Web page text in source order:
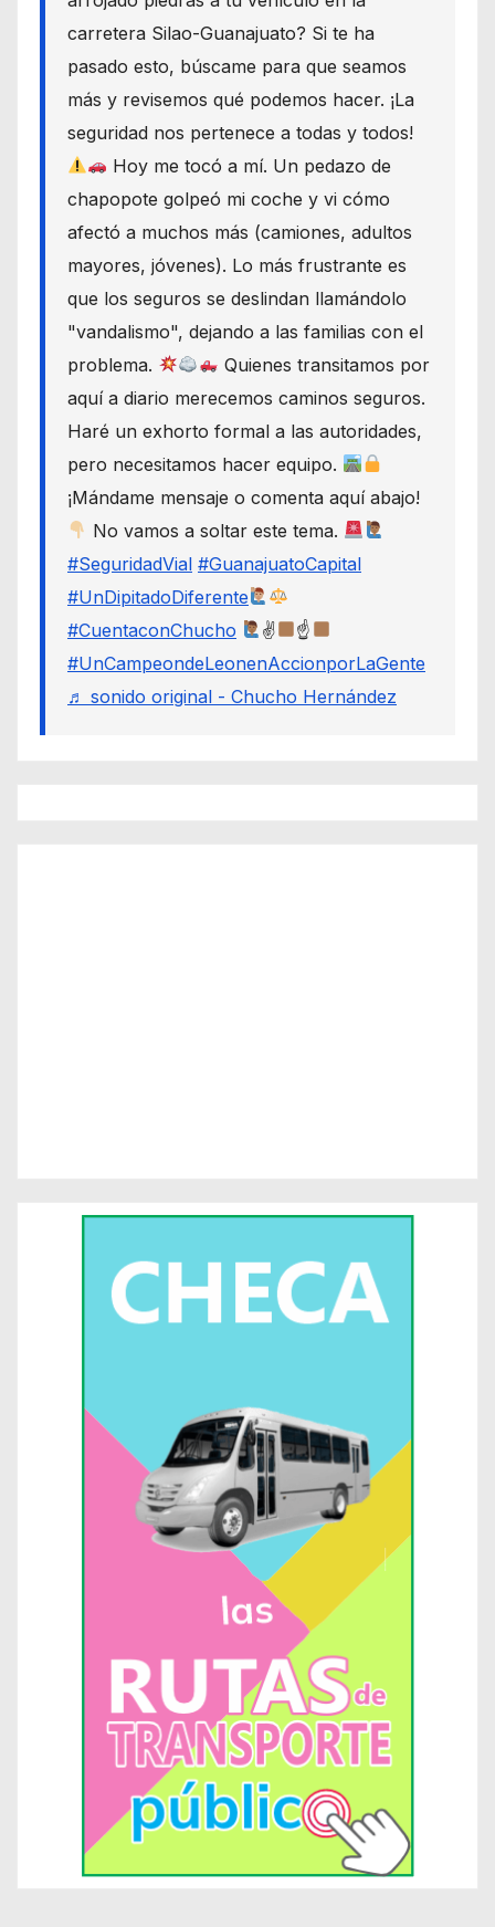
carretera Silao-Guanajuato? Si te ha
pasado esto, búscame para que seamos
más y revisemos qué podemos hacer. ¡La
seguridad nos pertenece a todas y todos!
Hoy me tocó a mí. Un pedazo de
chapopote golpeó mi coche y vi cómo
afectó a muchos más (camiones, adultos
mayores, jóvenes). Lo más frustrante es
que los seguros se deslindan llamándolo
"vandalismo", dejando a las familias con el
problema.
Quienes transitamos por
aquí a diario merecemos caminos seguros.
Haré un exhorto formal a las autoridades,
pero necesitamos hacer equipo.
¡Mándame mensaje o comenta aquí abajo!
No vamos a soltar este tema.
#SeguridadVial #GuanajuatoCapital
#UnDipitadoDiferente
#CuentaconChucho
✌
☝
#UnCampeondeLeonenAccionporLaGente
♬ sonido original - Chucho Hernández